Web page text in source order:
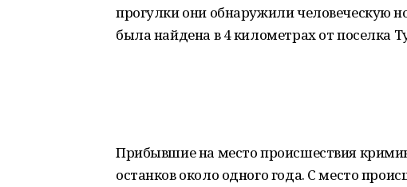
прогулки они обнаружили человеческую
была найдена в 4 километрах от поселка
Прибывшие на место происшествия
останков около одного года. С место